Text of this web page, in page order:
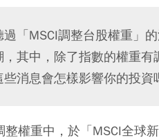
「MSCI調整台股權重」
其中，除了指數的權重
消息會怎樣影響你的投資
整權重中，於「MSCI全球